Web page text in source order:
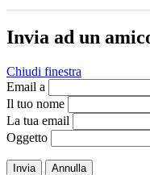
Invia ad un
Chiudi finestra
Email a
Il tuo nome
La tua email
Oggetto
Invia Annulla